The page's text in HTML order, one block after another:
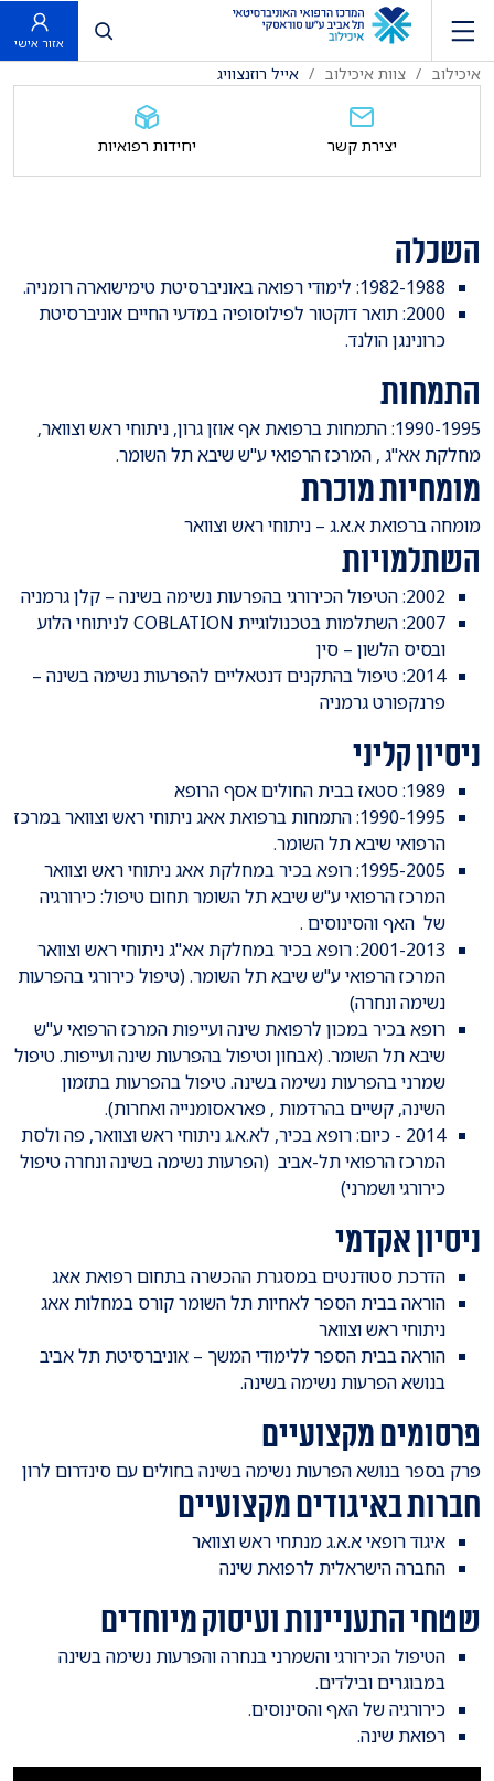
פתח חיפוש
אזור אישי
איכילוב צוות איכילוב אייל רוזנצוויג
השכלה
1982-1988: לימודי רפואה באוניברסיטת טימישוארה רומניה.
2000: תואר דוקטור לפילוסופיה במדעי החיים אוניברסיטת
כרונינגן הולנד.
התמחות
1990-1995: התמחות ברפואת אף אוזן גרון, ניתוחי ראש וצוואר,
מחלקת אא"ג , המרכז הרפואי ע"ש שיבא תל השומר.
מומחיות מוכרת
מומחה ברפואת א.א.ג – ניתוחי ראש וצוואר
השתלמויות
2002: הטיפול הכירורגי בהפרעות נשימה בשינה – קלן גרמניה
2007: השתלמות בטכנולוגיית COBLATION לניתוחי הלוע
ובסיס הלשון – סין
2014: טיפול בהתקנים דנטאליים להפרעות נשימה בשינה –
פרנקפורט גרמניה
ניסיון קליני
1989: סטאז בבית החולים אסף הרופא
1990-1995: התמחות ברפואת אאג ניתוחי ראש וצוואר במרכז
הרפואי שיבא תל השומר.
1995-2005: רופא בכיר במחלקת אאג ניתוחי ראש וצוואר
המרכז הרפואי ע"ש שיבא תל השומר תחום טיפול: כירורגיה
של האף והסינוסים .
2001-2013: רופא בכיר במחלקת אא"ג ניתוחי ראש וצוואר
המרכז הרפואי ע"ש שיבא תל השומר. (טיפול כירורגי בהפרעות
נשימה ונחרה)
רופא בכיר במכון לרפואת שינה ועייפות המרכז הרפואי ע"ש
שיבא תל השומר. (אבחון וטיפול בהפרעות שינה ועייפות. טיפול
שמרני בהפרעות נשימה בשינה. טיפול בהפרעות בתזמון
השינה, קשיים בהרדמות , פאראסומנייה ואחרות).
2014 - כיום: רופא בכיר, לא.א.ג ניתוחי ראש וצוואר, פה ולסת
המרכז הרפואי תל-אביב (הפרעות נשימה בשינה ונחרה טיפול
כירורגי ושמרני)
ניסיון אקדמי
הדרכת סטודנטים במסגרת ההכשרה בתחום רפואת אאג
הוראה בבית הספר לאחיות תל השומר קורס במחלות אאג
ניתוחי ראש וצוואר
הוראה בבית הספר ללימודי המשך – אוניברסיטת תל אביב
בנושא הפרעות נשימה בשינה.
פרסומים מקצועיים
פרק בספר בנושא הפרעות נשימה בשינה בחולים עם סינדרום לרון
חברות באיגודים מקצועיים
איגוד רופאי א.א.ג מנתחי ראש וצוואר
החברה הישראלית לרפואת שינה
שטחי התעניינות ועיסוק מיוחדים
הטיפול הכירורגי והשמרני בנחרה והפרעות נשימה בשינה
במבוגרים ובילדים.
כירורגיה של האף והסינוסים.
רפואת שינה.
יצירת קשר יחידות רפואיות